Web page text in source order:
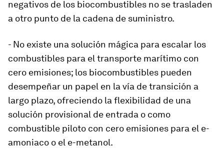
negativos de los biocombustibles no se trasladen
a otro punto de la cadena de suministro.
- No existe una solución mágica para escalar los
combustibles para el transporte marítimo con
cero emisiones; los biocombustibles pueden
desempeñar un papel en la vía de transición a
largo plazo, ofreciendo la flexibilidad de una
solución provisional de entrada o como
combustible piloto con cero emisiones para el e-
amoniaco o el e-metanol.